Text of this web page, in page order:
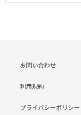
お問い合わせ
利用規約
プライバシーポリシー